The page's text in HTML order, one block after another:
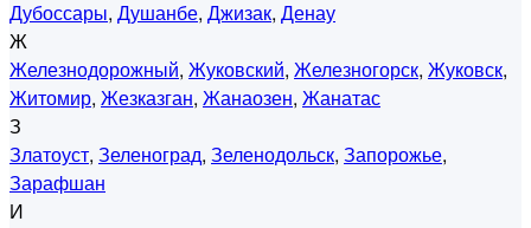
Дубоссары, Душанбе, Джизак, Денау
Ж
Железнодорожный, Жуковский, Железногорск, Жуковск,
Житомир, Жезказган, Жанаозен, Жанатас
З
Златоуст, Зеленоград, Зеленодольск, Запорожье,
Зарафшан
И